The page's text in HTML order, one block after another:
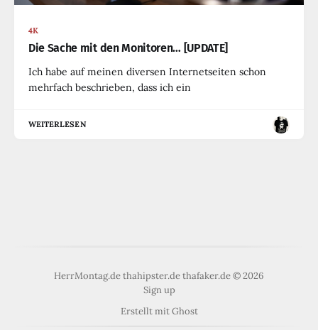
4K
Die Sache mit den Monitoren… [UPDATE]
Ich habe auf meinen diversen Internetseiten schon
mehrfach beschrieben, dass ich ein
WEITERLESEN
HerrMontag.de thahipster.de thafaker.de © 2026
Sign up
Erstellt mitGhost